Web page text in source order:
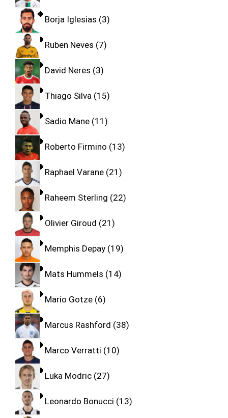
Borja Iglesias 3
Ruben Neves 7
David Neres 3
Thiago Silva 15
Sadio Mane 11
Roberto Firmino 13
Raphael Varane 21
Raheem Sterling 22
Olivier Giroud 21
Memphis Depay 19
Mats Hummels 14
Mario Gotze 6
Marcus Rashford 38
Marco Verratti 10
Luka Modric 27
Leonardo Bonucci 13